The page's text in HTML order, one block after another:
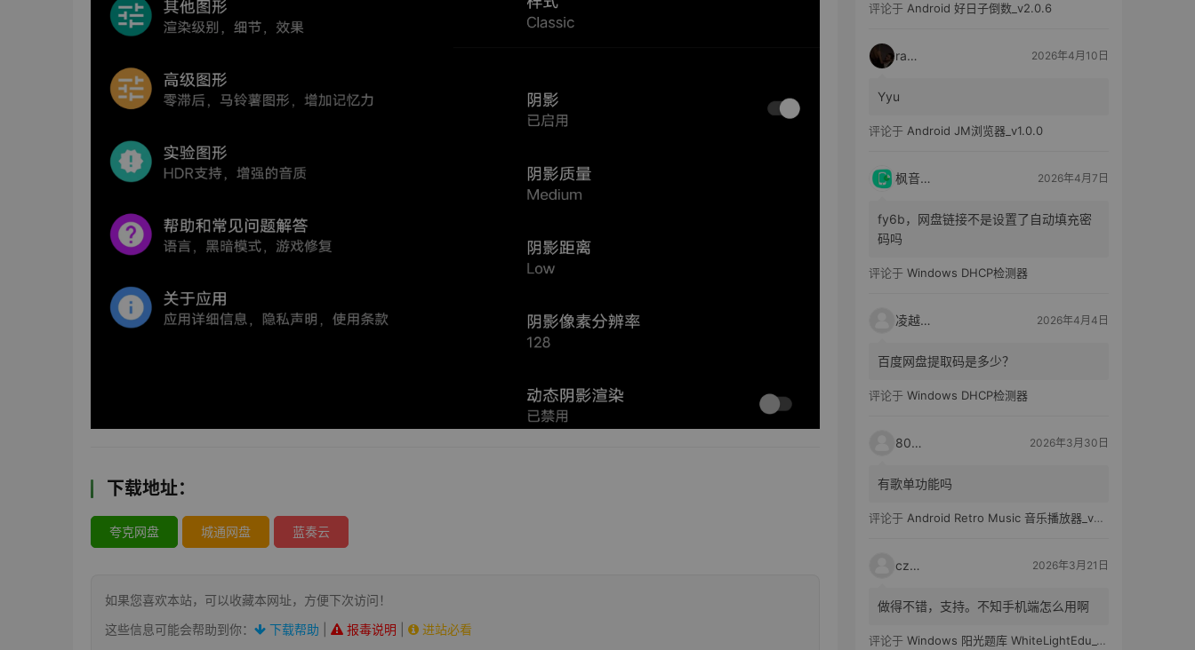
下载地址：
夸克网盘 城通网盘 蓝奏云
如果您喜欢本站，可以收藏本网址，方便下次访问！
这些信息可能会帮助到你：
下载帮助 报毒说明
进站必看
评论于 Android 好日子倒数_v2.0.6
raka 2026年4月10日
Yyu
评论于 Android JM浏览器_v1.0.0
枫音应用 2026年4月7日
fy6b，网盘链接不是设置了自动填充密
码吗
评论于 Windows DHCP检测器
凌越电子 2026年4月4日
百度网盘提取码是多少？
评论于 Windows DHCP检测器
80521 2026年3月30日
有歌单功能吗
评论于 Android Retro Music 音乐播放器_v6.6.0
czh7 2026年3月21日
做得不错，支持。不知手机端怎么用啊
评论于 Windows 阳光题库 WhiteLightEdu_v2.0.0